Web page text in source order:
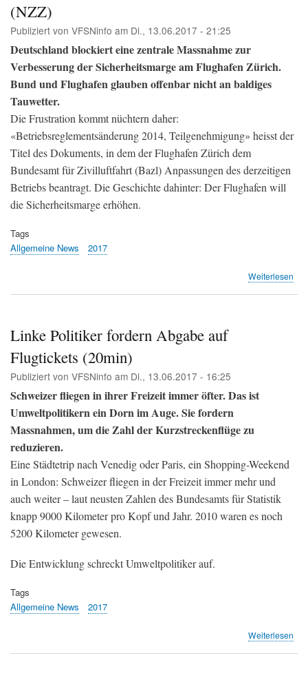
(NZZ)
Publiziert von VFSNinfo am Di., 13.06.2017 - 21:25
Deutschland blockiert eine zentrale Massnahme zur
Verbesserung der Sicherheitsmarge am Flughafen Zürich.
Bund und Flughafen glauben offenbar nicht an baldiges
Tauwetter.
Die Frustration kommt nüchtern daher:
«Betriebsreglementsänderung 2014, Teilgenehmigung» heisst der
Titel des Dokuments, in dem der Flughafen Zürich dem
Bundesamt für Zivilluftfahrt (Bazl) Anpassungen des derzeitigen
Betriebs beantragt. Die Geschichte dahinter: Der Flughafen will
die Sicherheitsmarge erhöhen.
Tags
Allgemeine News
2017
Weiterlesen
Linke Politiker fordern Abgabe auf
Flugtickets (20min)
Publiziert von VFSNinfo am Di., 13.06.2017 - 16:25
Schweizer fliegen in ihrer Freizeit immer öfter. Das ist
Umweltpolitikern ein Dorn im Auge. Sie fordern
Massnahmen, um die Zahl der Kurzstreckenflüge zu
reduzieren.
Eine Städtetrip nach Venedig oder Paris, ein Shopping-Weekend
in London: Schweizer fliegen in der Freizeit immer mehr und
auch weiter – laut neusten Zahlen des Bundesamts für Statistik
knapp 9000 Kilometer pro Kopf und Jahr. 2010 waren es noch
5200 Kilometer gewesen.
Die Entwicklung schreckt Umweltpolitiker auf.
Tags
Allgemeine News
2017
Weiterlesen